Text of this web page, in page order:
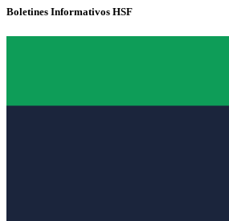
Boletines Informativos HSF